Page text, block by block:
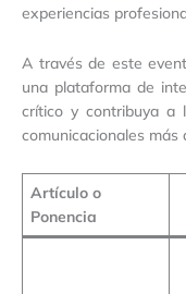
experiencias
A través de este
una plataforma de
crítico y contribuya a
comunicacionales más
Artículo o
Ponencia